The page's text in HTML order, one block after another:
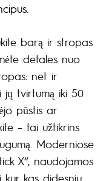
barą ir stropas
detales nuo
net ir
jų tvirtumą iki 50
pūstis ar
– tai užtikrins
Moderniose
X“, naudojamos
kur kas didesniu